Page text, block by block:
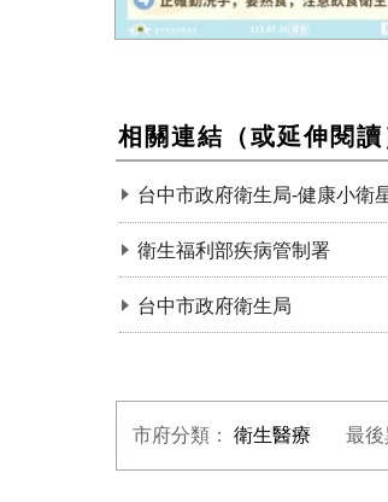
相關連結（或延伸閱讀
台中市政府衛生局-健康小衛
衛生福利部疾病管制署
台中市政府衛生局
市府分類： 衛生醫療 最